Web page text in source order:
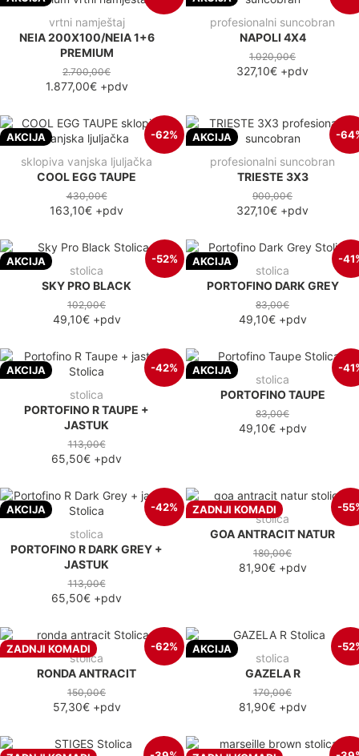
vrtni namještaj
NEIA 200X100/NEIA 1+6
PREMIUM
2.700,00€
1.877,00€+pdv
profesionalni suncobran
NAPOLI 4X4
1.020,00€
327,10€ +pdv
AKCIJA -62%
sklopiva vanjska ljuljačka
COOL EGG TAUPE
430,00€
163,10€ +pdv
AKCIJA -
profesionalni suncobran
TRIESTE 3X3
900,00€
327,10€ +pdv
AKCIJA -52%
stolica
SKY PRO BLACK
102,00€
49,10€+pdv
AKCIJA -
stolica
PORTOFINO DARK GREY
83,00€
49,10€+pdv
AKCIJA -42%
stolica
PORTOFINO R TAUPE +
JASTUK
113,00€
65,50€ +pdv
AKCIJA -
stolica
PORTOFINO TAUPE
83,00€
49,10€+pdv
AKCIJA -42%
stolica
PORTOFINO R DARK GREY +
JASTUK
113,00€
65,50€ +pdv
ZADNJI KOMADI -
stolica
GOA ANTRACIT NATUR
180,00€
81,90€+pdv
ZADNJI KOMADI -62%
stolica
RONDA ANTRACIT
150,00€
57,30€+pdv
AKCIJA -
stolica
GAZELA R
170,00€
81,90€+pdv